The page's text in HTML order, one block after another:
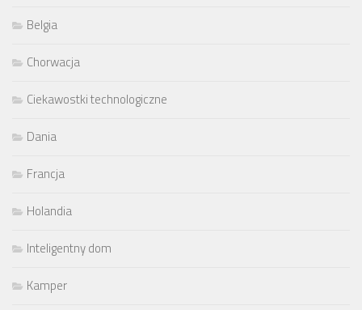
Belgia
Chorwacja
Ciekawostki technologiczne
Dania
Francja
Holandia
Inteligentny dom
Kamper